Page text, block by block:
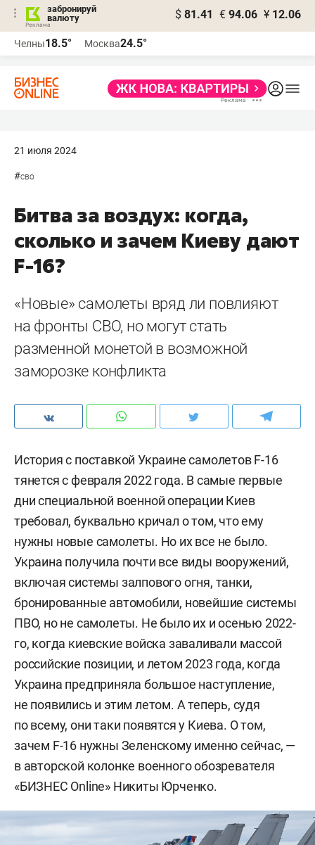
забронируй
валюту
$ 81.41 € 94.06 ¥ 12.06
Челны18.5° Москва24.5°
21 июля 2024
#сво
Битва за воздух: когда,
сколько и зачем Киеву дают
F-16?
«Новые» самолеты вряд ли повлияют
на фронты СВО, но могут стать
разменной монетой в возможной
заморозке конфликта
История с поставкой Украине самолетов F-16
тянется с февраля 2022 года. В самые первые
дни специальной военной операции Киев
требовал, буквально кричал о том, что ему
нужны новые самолеты. Но их все не было.
Украина получила почти все виды вооружений,
включая системы залпового огня, танки,
бронированные автомобили, новейшие системы
ПВО, но не самолеты. Не было их и осенью 2022-
го, когда киевские войска заваливали массой
российские позиции, и летом 2023 года, когда
Украина предприняла большое наступление,
не появились и этим летом. А теперь, судя
по всему, они таки появятся у Киева. О том,
зачем F-16 нужны Зеленскому именно сейчас, —
в авторской колонке военного обозревателя
«БИЗНЕС Online» Никиты Юрченко.